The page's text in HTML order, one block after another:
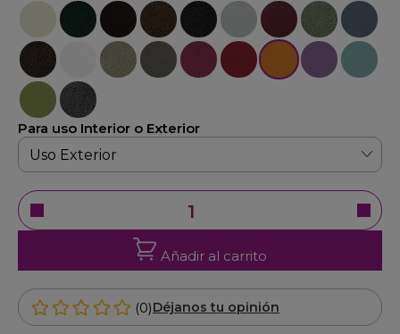
Crema-22Verde-23Marrón-25
Oxido-26Negro-27Plata-29Burdeos-30
Verde-32Azúl-33
Bronce-34Blanco-36
Cava-38Natural-48
Fucsia-40Rojo-47Naranja-49Violeta-42
Azúl-52
Verde-45
Gris-21
Para uso Interior o Exterior
Añadir al carrito
(0)Déjanos tu opinión